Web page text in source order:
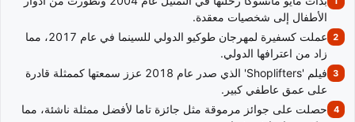
الأطفال إلى شخصيات معقدة.
عملت كسفيرة لمهرجان طوكيو الدولي للسينما في عام 2017، مما
زاد من اعترافها الدولي.
فيلم 'Shoplifters' الذي صدر عام 2018 عزز سمعتها كممثلة قادرة
على عمق عاطفي كبير.
حصلت على جوائز مرموقة مثل جائزة تاما لأفضل ممثلة ناشئة، مما